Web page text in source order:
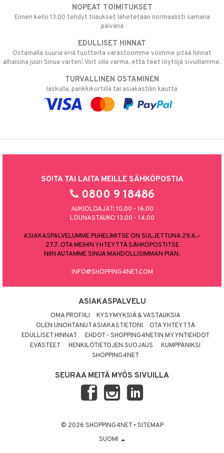
NOPEAT TOIMITUKSET
Ennen kello 13.00 tehdyt tilaukset lähetetään normaalisti samana
päivänä
EDULLISET HINNAT
Ostamalla suuria eriä tuotteita varastoomme voimme pitää hinnat
alhaisina juuri Sinua varten! Voit olla varma, että teet löytöjä sivuillamme.
TURVALLINEN OSTAMINEN
laskulla, pankkikortilla tai asiakastilin kautta
SOITA TAI LAITA MEILLE SÄHKÖPOSTIA
0800 9 18486
AUKIOLOAJAT: 10.00 - 16.00
LOUNASTAUKO 13.00 - 14.00
ASIAKASPALVELUMME PUHELIMITSE ON SULJETTUNA 29.6.–
27.7. OTA MEIHIN YHTEYTTÄ SÄHKÖPOSTITSE
NIIN AUTAMME SINUA MAHDOLLISIMMAN PIAN.
INFO@SHOPPING4NET.COM
ASIAKASPALVELU
OMA PROFIILI
KYSYMYKSIÄ & VASTAUKSIA
OLEN UNOHTANUT ASIAKASTIETONI
OTA YHTEYTTÄ
EDULLISET HINNAT
EHDOT - SHOPPING4NETIN MYYNTIEHDOT
EVÄSTEET
HENKILÖTIETOJEN SUOJAUS
KUMPPANIKSI
SHOPPING4NET
SEURAA MEITÄ MYÖS SIVUILLA
© 2026 SHOPPING4NET • SITEMAP
SUOMI